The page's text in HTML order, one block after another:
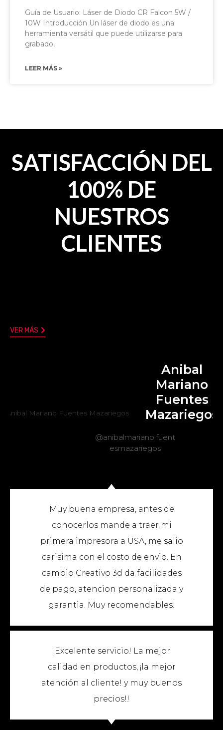
Guía de Usuario: Láser de Diodo CR Falcon 5W /
10W Introducción Un láser de diodo es una
herramienta versátil que puede utilizarse para
grabado,
LEER MÁS »
SATISFACCIÓN DEL
100% DE
NUESTROS
CLIENTES
¡Excelente servicio! La mejor
calidad en productos, ¡la mejor
atención al cliente! y muy buenos
precios!!
Muy buena empresa, antes de
conocerlos mande a traer mi
primera impresora a USA, me salio
carisima con el costo de envio. En
cambio Creativo 3d da facilidades
de pago, atencion personalizada y
garantia. Muy recomendables!
Anibal
Mariano
Fuentes
Mazariegos
@anibalmariano.fuent
esmazariegos
VER MÁS